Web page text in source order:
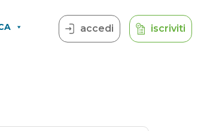
accedi iscriviti